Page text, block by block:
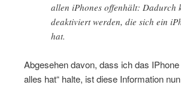
allen iPhones offenhält: Dadurch
deaktiviert werden, die sich ein
hat.
Abgesehen davon, dass ich das
alles hat“ halte, ist diese Information